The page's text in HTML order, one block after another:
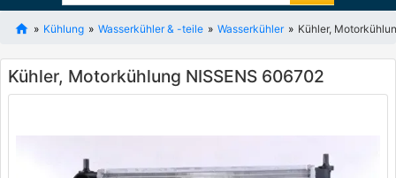
Kühlung Wasserkühler & -teile Wasserkühler Kühler,
Kühler, Motorkühlung NISSENS 606702